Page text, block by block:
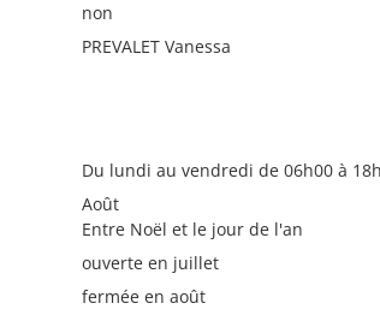
non
PREVALET Vanessa
Du lundi au vendredi de 06h00 à
Août
Entre Noël et le jour de l'an
ouverte en juillet
fermée en août